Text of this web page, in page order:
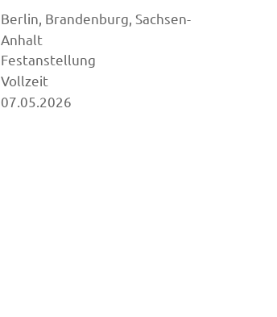
Berlin, Brandenburg, Sachsen-
Anhalt
Festanstellung
Vollzeit
07.05.2026